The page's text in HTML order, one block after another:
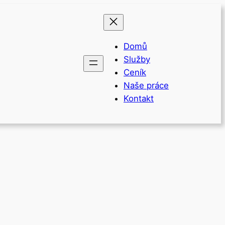
Domů
Služby
Ceník
Naše práce
Kontakt